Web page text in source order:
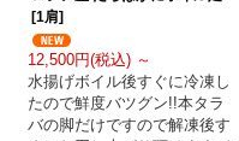
[1肩]
12,500円(税込) ～
水揚げボイル後すぐに冷凍し
たので鮮度バツグン!!本タラ
バの脚だけですので解凍後す